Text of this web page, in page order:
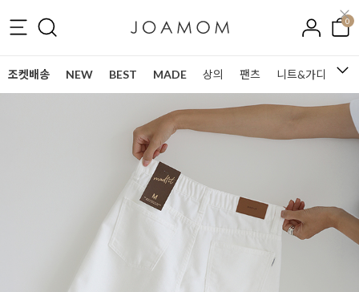
0
조켓배송 NEW BEST MADE 상의 팬츠 니트&가디건